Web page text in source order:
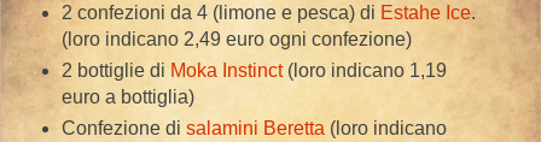
2 confezioni da 4 (limone e pesca) di Estahe Ice.
(loro indicano 2,49 euro ogni confezione)
2 bottiglie di Moka Instinct(loro indicano 1,19
euro a bottiglia)
Confezione di salamini Beretta (loro indicano